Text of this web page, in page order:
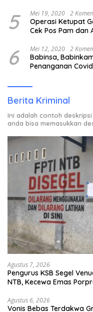
5 Mei 19, 2020 2
Operasi Ketupat
Cek Pos Pam dan
6 Mei 12, 2020 2
Babinsa,
Penanganan
Berita Kriminal
Ini adalah contoh
anda bisa memasukkan
Agustus 7, 2026
Pengurus KSB Segel
NTB, Kecewa Emas
Agustus 6, 2026
Vonis Bebas Terdakwa